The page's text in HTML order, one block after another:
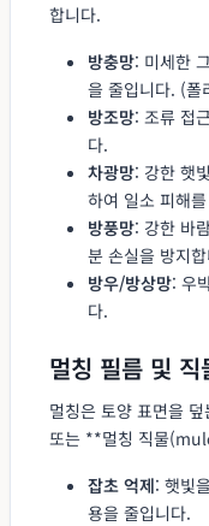
합니다.
방충망: 미세한
을 줄입니다. (폴
방조망: 조류 접
다.
차광망: 강한 햇
하여 일소 피해
방풍망: 강한 바
분 손실을 방지
방우/방상망: 우
다.
멀칭 필름 및
멀칭은 토양 표면을
또는 **멀칭 직물
잡초 억제: 햇빛
용을 줄입니다.